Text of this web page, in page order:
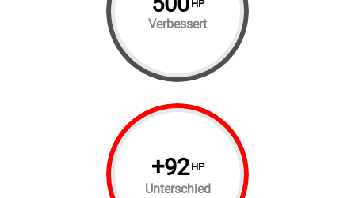
HP
Verbessert
+92 HP
Unterschied